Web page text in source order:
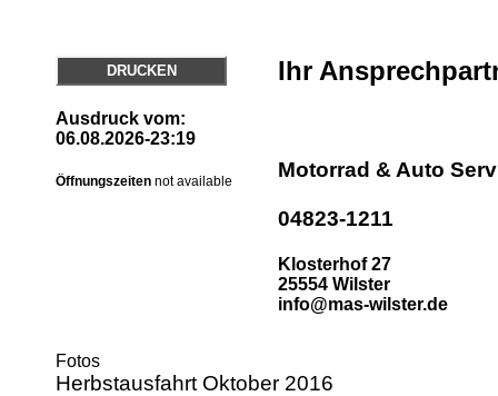
DRUCKEN
Ausdruck vom:
06.08.2026-23:19
Öffnungszeiten not available
Ihr
Motorrad & Auto
04823-1211
Klosterhof 27
25554 Wilster
info@mas-wilster.de
Fotos
Herbstausfahrt Oktober 2016